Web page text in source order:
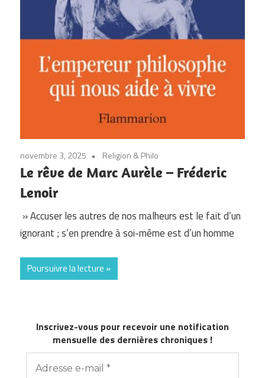
novembre 3, 2025 Religion & Philo
Le rêve de Marc Aurèle – Fréderic
Lenoir
» Accuser les autres de nos malheurs est le fait d’un
ignorant ; s’en prendre à soi-même est d’un homme
Poursuivre la lecture
Inscrivez-vous pour recevoir une notification
mensuelle des dernières chroniques !